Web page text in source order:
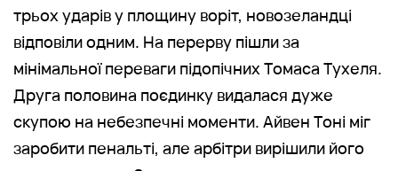
трьох ударів у площину воріт, новозеландці
відповіли одним. На перерву пішли за
мінімальної переваги підопічних Томаса Тухеля.
Друга половина поєдинку видалася дуже
скупою на небезпечні моменти. Айвен Тоні міг
заробити пенальті, але арбітри вирішили його